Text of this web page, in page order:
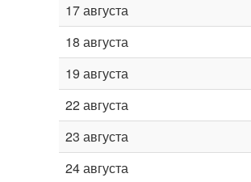
17 августа
18 августа
19 августа
22 августа
23 августа
24 августа